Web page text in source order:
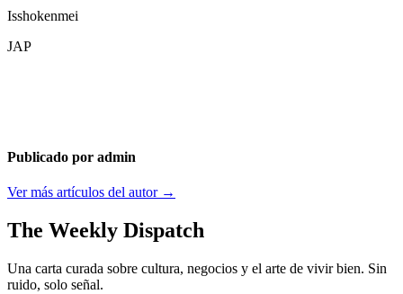
Isshokenmei
JAP
Publicado por admin
Ver más artículos del autor →
The Weekly Dispatch
Una carta curada sobre cultura, negocios y el arte de vivir bien. Sin
ruido, solo señal.